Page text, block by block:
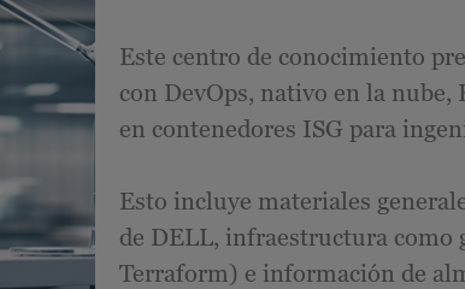
Este centro de conocimiento
con DevOps, nativo en la nube,
en contenedores ISG para
Esto incluye materiales
de DELL, infraestructura como
Terraform) e información de